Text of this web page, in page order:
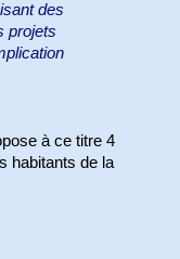
des
projets
à ce titre 4
habitants de la